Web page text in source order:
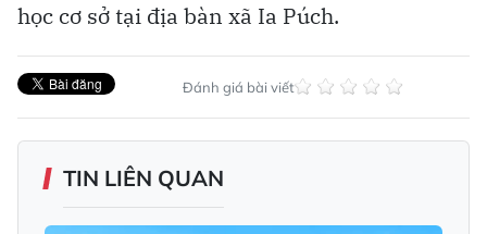
học cơ sở tại địa bàn xã Ia Púch.
Đánh giá bài viết
TIN LIÊN QUAN